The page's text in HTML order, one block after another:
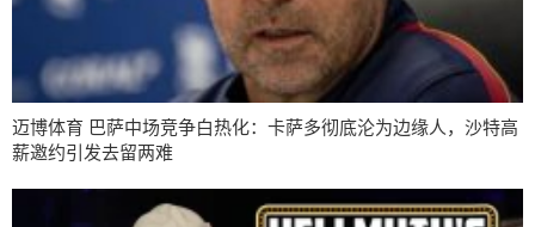
迈博体育 巴萨中场竞争白热化：卡萨多彻底沦为边缘人，沙特高
薪邀约引发去留两难